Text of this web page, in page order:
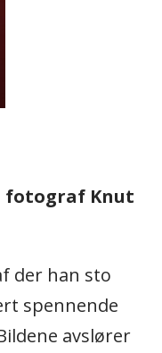
fotograf Knut
der han sto
spennende
avslører